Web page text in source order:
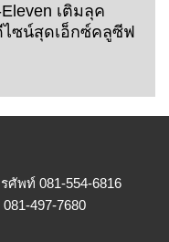
เติมลุค
ไซน์สุดเอ็กซ์คลูซีฟ
ศัพท์ 081-554-6816
497-7680